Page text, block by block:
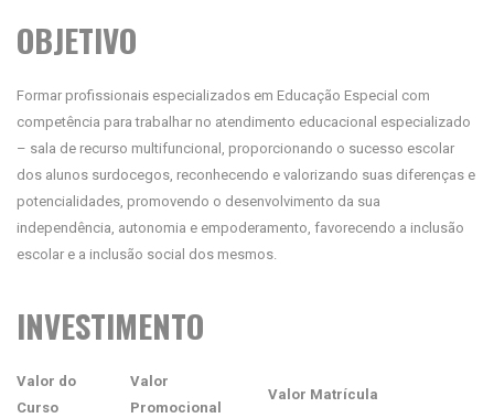
OBJETIVO
Formar profissionais especializados em Educação Especial com
competência para trabalhar no atendimento educacional especializado
– sala de recurso multifuncional, proporcionando o sucesso escolar
dos alunos surdocegos, reconhecendo e valorizando suas diferenças e
potencialidades, promovendo o desenvolvimento da sua
independência, autonomia e empoderamento, favorecendo a inclusão
escolar e a inclusão social dos mesmos.
INVESTIMENTO
Valor do
Curso
Valor
Promocional
Valor Matrícula